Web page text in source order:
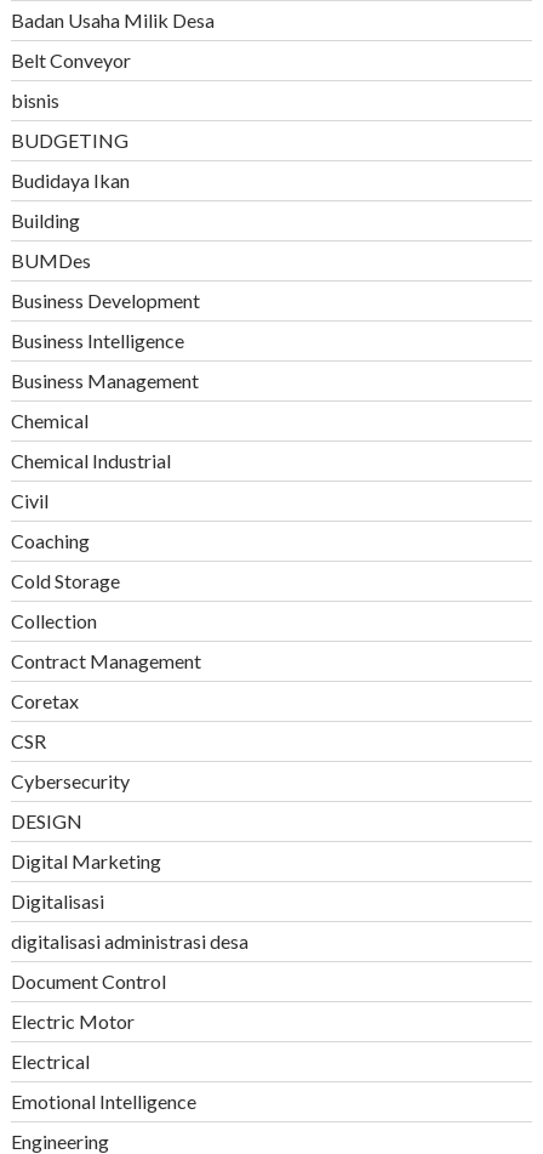
Badan Usaha Milik Desa
Belt Conveyor
bisnis
BUDGETING
Budidaya Ikan
Building
BUMDes
Business Development
Business Intelligence
Business Management
Chemical
Chemical Industrial
Civil
Coaching
Cold Storage
Collection
Contract Management
Coretax
CSR
Cybersecurity
DESIGN
Digital Marketing
Digitalisasi
digitalisasi administrasi desa
Document Control
Electric Motor
Electrical
Emotional Intelligence
Engineering